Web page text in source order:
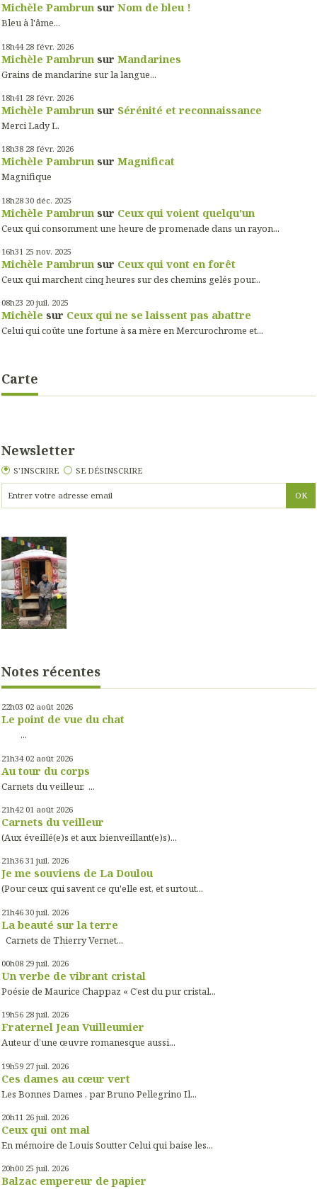
Michèle Pambrun sur Nom de bleu !
Bleu à l'âme...
18h44 28 févr. 2026
Michèle Pambrun sur Mandarines
Grains de mandarine sur la langue...
18h41 28 févr. 2026
Michèle Pambrun sur Sérénité et reconnaissance
Merci Lady L.
18h38 28 févr. 2026
Michèle Pambrun sur Magnificat
Magnifique
18h28 30 déc. 2025
Michèle Pambrun sur Ceux qui voient quelqu'un
Ceux qui consomment une heure de promenade dans un rayon...
16h31 25 nov. 2025
Michèle Pambrun sur Ceux qui vont en forêt
Ceux qui marchent cinq heures sur des chemins gelés pour...
08h23 20 juil. 2025
Michèle sur Ceux qui ne se laissent pas abattre
Celui qui coûte une fortune à sa mère en Mercurochrome et...
Carte
Newsletter
S'INSCRIRE SE DÉSINSCRIRE
Notes récentes
22h03 02 août 2026
Le point de vue du chat
...
21h34 02 août 2026
Au tour du corps
Carnets du veilleur. ...
21h42 01 août 2026
Carnets du veilleur
(Aux éveillé(e)s et aux bienveillant(e)s)...
21h36 31 juil. 2026
Je me souviens de La Doulou
(Pour ceux qui savent ce qu'elle est, et surtout...
21h46 30 juil. 2026
La beauté sur la terre
Carnets de Thierry Vernet...
00h08 29 juil. 2026
Un verbe de vibrant cristal
Poésie de Maurice Chappaz « C’est du pur cristal...
19h56 28 juil. 2026
Fraternel Jean Vuilleumier
Auteur d’une œuvre romanesque aussi...
19h59 27 juil. 2026
Ces dames au cœur vert
Les Bonnes Dames , par Bruno Pellegrino Il...
20h11 26 juil. 2026
Ceux qui ont mal
En mémoire de Louis Soutter Celui qui baise les...
20h00 25 juil. 2026
Balzac empereur de papier